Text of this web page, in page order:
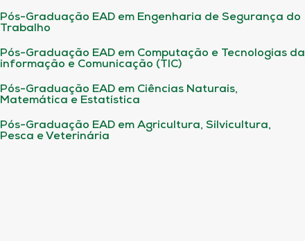
Pós-Graduação EAD em Engenharia de Segurança do
Trabalho
Pós-Graduação EAD em Computação e Tecnologias da
informação e Comunicação (TIC)
Pós-Graduação EAD em Ciências Naturais,
Matemática e Estatística
Pós-Graduação EAD em Agricultura, Silvicultura,
Pesca e Veterinária